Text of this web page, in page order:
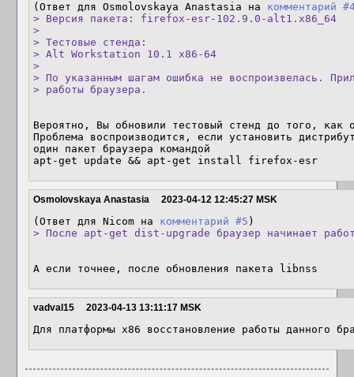
(Ответ для Osmolovskaya Anastasia на комментарий
> Версия пакета: firefox-esr-102.9.0-alt1.x86_64
>
> Тестовые стенда:
> Alt Workstation 10.1 x86-64
>
> По указанным шагам ошибка не воспроизвелась.
> работы браузера.
Вероятно, Вы обновили тестовый стенд до того, как
Проблема воспроизводится, если установить
один пакет браузера командой
apt-get update && apt-get install firefox-esr
Osmolovskaya Anastasia 2023-04-12 12:45:27 MSK
(Ответ для Nicom на комментарий #5
> После apt-get dist-upgrade браузер начинает
А если точнее, после обновления пакета libnss
vadval15 2023-04-13 13:11:17 MSK
Для платформы x86 восстановление работы данного